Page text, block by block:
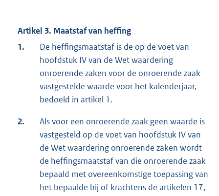
Artikel 3. Maatstaf van heffing
1.
De heffingsmaatstaf is de op de voet van
hoofdstuk IV van de Wet waardering
onroerende zaken voor de onroerende zaak
vastgestelde waarde voor het kalenderjaar,
bedoeld in artikel 1.
2.
Als voor een onroerende zaak geen waarde is
vastgesteld op de voet van hoofdstuk IV van
de Wet waardering onroerende zaken wordt
de heffingsmaatstaf van die onroerende zaak
bepaald met overeenkomstige toepassing van
het bepaalde bij of krachtens de artikelen 17,